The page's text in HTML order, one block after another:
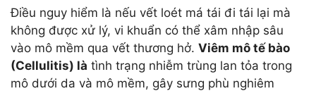
Điều nguy hiểm là nếu vết loét má tái đi tái lại mà
không được xử lý, vi khuẩn có thể xâm nhập sâu
vào mô mềm qua vết thương hở. Viêm mô tế bào
(Cellulitis) là tình trạng nhiễm trùng lan tỏa trong
mô dưới da và mô mềm, gây sưng phù nghiêm